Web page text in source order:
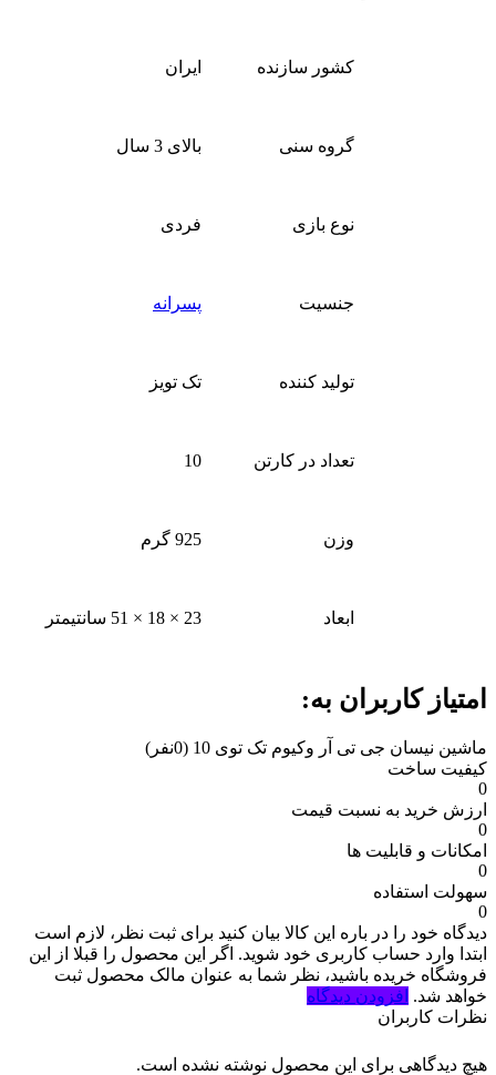
کشور سازنده ایران
گروه سنی بالای 3 سال
نوع بازی فردی
جنسیت پسرانه
تولید کننده تک تویز
تعداد در کارتن 10
وزن 925 گرم
ابعاد 23 × 18 × 51 سانتیمتر
امتیاز کاربران به:
ماشین نیسان جی تی آر وکیوم تک توی 10
(0نفر)
کیفیت ساخت
0
ارزش خرید به نسبت قیمت
0
امکانات و قابلیت ها
0
سهولت استفاده
0
دیدگاه خود را در باره این کالا بیان کنید برای ثبت نظر، لازم است
ابتدا وارد حساب کاربری خود شوید. اگر این محصول را قبلا از این
فروشگاه خریده باشید، نظر شما به عنوان مالک محصول ثبت
خواهد شد. افزودن دیدگاه
نظرات کاربران
هیچ دیدگاهی برای این محصول نوشته نشده است.